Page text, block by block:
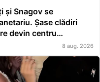
și Snagov se
Șase clădiri
devin centru
8 aug. 2026